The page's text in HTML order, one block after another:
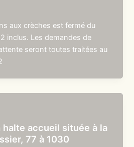
aux crèches est fermé du
inclus. Les demandes de
seront toutes traitées au
halte accueil située à la
77 à 1030